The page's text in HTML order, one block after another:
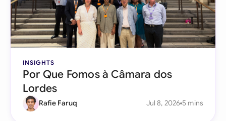
INSIGHTS
Por Que Fomos à Câmara dos
Lordes
Rafie Faruq Jul 8, 2026 5 mins